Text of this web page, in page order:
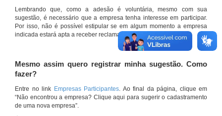
Lembrando que, como a adesão é voluntária, mesmo com sua
sugestão, é necessário que a empresa tenha interesse em participar.
Por isso, não é possível estipular se em algum momento a empresa
indicada estará apta a receber reclamações por meio do site.
Mesmo assim quero registrar minha sugestão. Como
fazer?
Entre no link Empresas Participantes. Ao final da página, clique em
“Não encontrou a empresa? Clique aqui para sugerir o cadastramento
de uma nova empresa”.